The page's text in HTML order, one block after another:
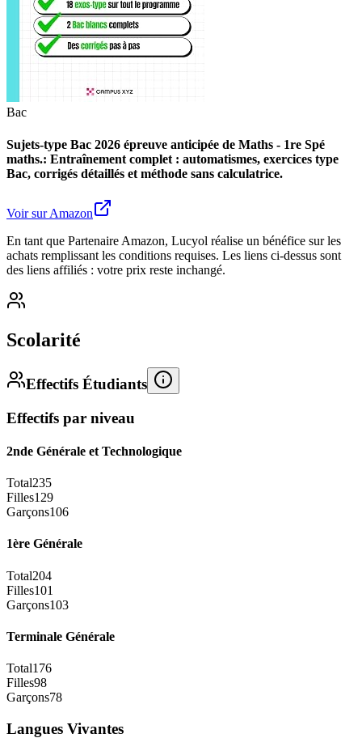
Bac
Sujets-type Bac 2026 épreuve anticipée de Maths - 1re Spé
maths.: Entraînement complet : automatismes, exercices type
Bac, corrigés détaillés et méthode sans calculatrice.
Voir sur Amazon
En tant que Partenaire Amazon, Lucyol réalise un bénéfice sur les
achats remplissant les conditions requises. Les liens ci-dessus sont
des liens affiliés : votre prix reste inchangé.
Scolarité
Effectifs Étudiants
Effectifs par niveau
2nde Générale et Technologique
Total235
Filles129
Garçons106
1ère Générale
Total204
Filles101
Garçons103
Terminale Générale
Total176
Filles98
Garçons78
Langues Vivantes